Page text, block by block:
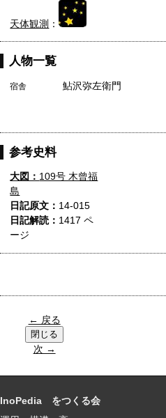
天体観測 ：
人物一覧
宿舎 鮎沢弥左衛門
参考史料
大図： 109号 木曾福
島
日記原文： 14-015
日記解読： 1417 ペ
ージ
← 戻る
次 →
InoPedia をつくる会